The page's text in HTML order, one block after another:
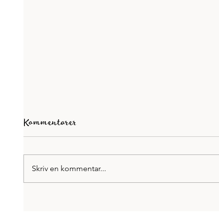
Kommentarer
Skriv en kommentar...